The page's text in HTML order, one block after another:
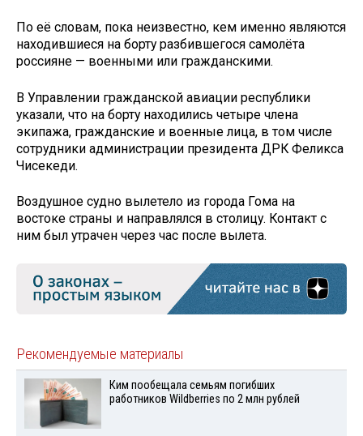
По её словам, пока неизвестно, кем именно являются
находившиеся на борту разбившегося самолёта
россияне — военными или гражданскими.
В Управлении гражданской авиации республики
указали, что на борту находились четыре члена
экипажа, гражданские и военные лица, в том числе
сотрудники администрации президента ДРК Феликса
Чисекеди.
Воздушное судно вылетело из города Гома на
востоке страны и направлялся в столицу. Контакт с
ним был утрачен через час после вылета.
Рекомендуемые материалы
Ким пообещала семьям погибших
работников Wildberries по 2 млн рублей